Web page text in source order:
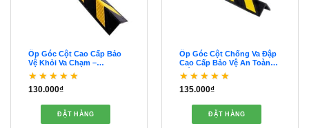
Ốp Góc Cột Cao Cấp Bảo
Vệ Khỏi Va Chạm –
OOGC00037
Được xếp hạng
130.000₫
ĐẶT HÀNG
Ốp Góc Cột Chống Va Đập
Cao Cấp Bảo Vệ An Toàn
Hiệu Quả – OOGC00036
Được xếp hạng
135.000₫
ĐẶT HÀNG